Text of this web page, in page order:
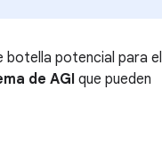
botella potencial para el
de AGI que pueden